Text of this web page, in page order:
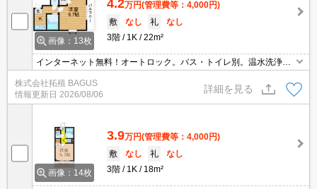
画像：13枚
4.2万円(管理費等：4,000円)
敷
なし 礼
なし
3階
1K 22m²
インターネット無料！オートロック。バス・トイレ別。温水洗浄便
座付き。
株式会社拓殖 BAGUS
情報更新日 2026/08/06
詳細を見る
画像：14枚
3.9万円(管理費等：4,000円)
敷
なし 礼
なし
3階
1K 18m²